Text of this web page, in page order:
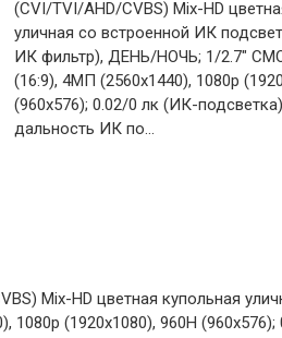
(CVI/TVI/AHD/CVBS) Mix-HD
уличная со встроенной ИК
ИК фильтр), ДЕНЬ/НОЧЬ; 1/2.7"
(16:9), 4МП (2560х1440), 1080p
(960х576); 0.02/0 лк (ИК-
дальность ИК по...
Mix-HD цветная купольная
(1920х1080), 960H